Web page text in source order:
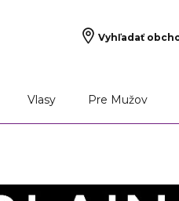
Vyhľadať
Vlasy Pre Mužov